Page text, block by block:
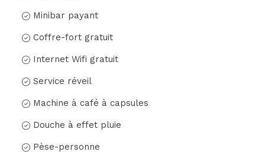
Minibar payant
Coffre-fort gratuit
Internet Wifi gratuit
Service réveil
Machine à café à capsules
Douche à effet pluie
Pèse-personne